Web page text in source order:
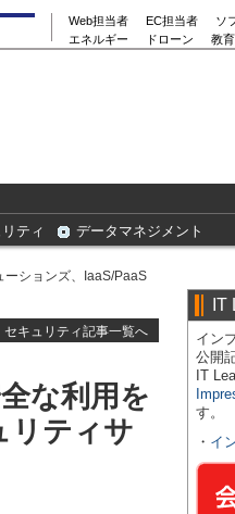
Web担当者 EC担当者
ソ
エネルギー
ドローン 教
ティ データマネジメント
ーションズ、IaaS/PaaS
セキュリティ記事一覧へ
な利用を
リティサ
IT
イン
公開
IT
す。
・ イ